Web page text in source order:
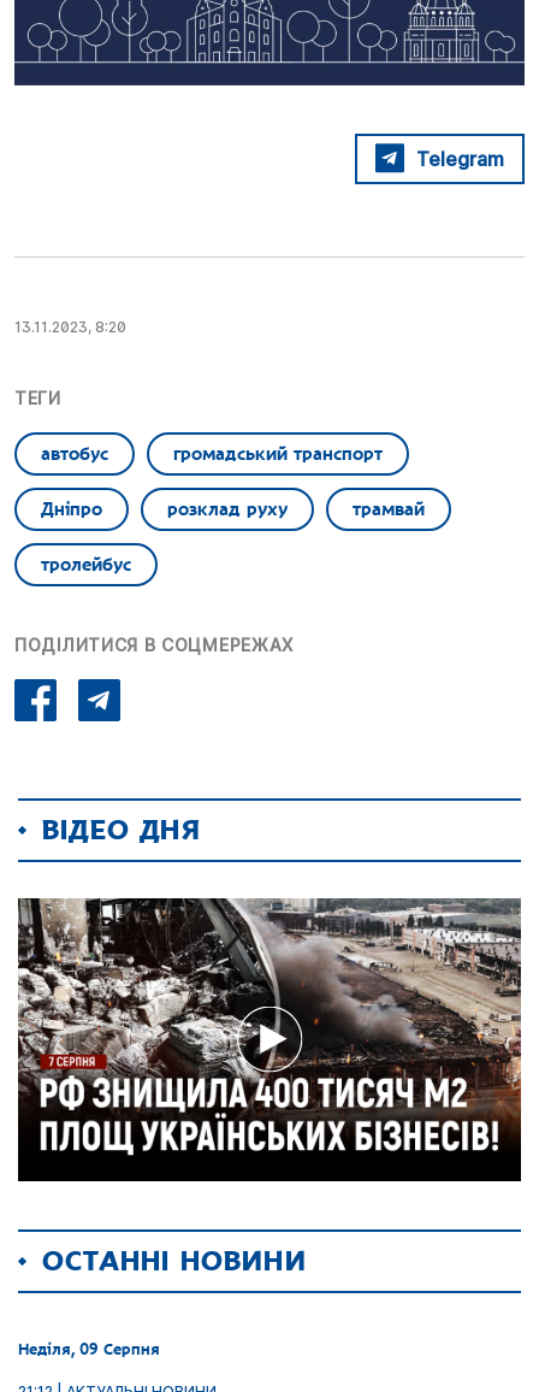
Telegram
13.11.2023, 8:20
ТЕГИ
автобус громадський транспорт
Дніпро розклад руху трамвай
тролейбус
ПОДІЛИТИСЯ В СОЦМЕРЕЖАХ
ВІДЕО ДНЯ
ОСТАННІ НОВИНИ
Неділя, 09 Серпня